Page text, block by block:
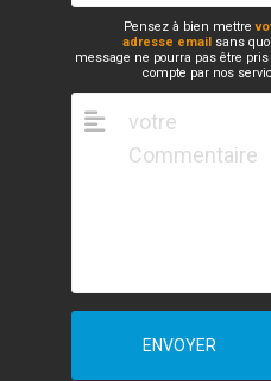
Pensez à bien mettre
adresse email sans
message ne pourra pas être
compte par nos
ENVOYER